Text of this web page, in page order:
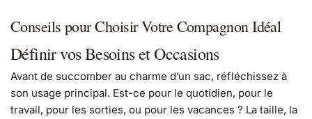
Conseils pour Choisir Votre Compagnon Idéal
Définir vos Besoins et Occasions
Avant de succomber au charme d’un sac, réfléchissez à
son usage principal. Est-ce pour le quotidien, pour le
travail, pour les sorties, ou pour les vacances ? La taille, la